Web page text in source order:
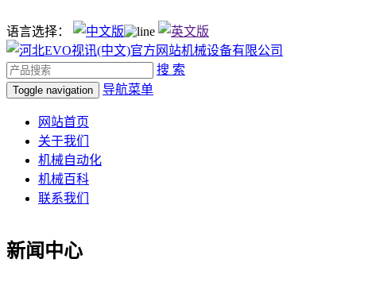
语言选择：
搜 索
Toggle navigation 导航菜单
网站首页
关于我们
机械自动化
机械百科
联系我们
新闻中心